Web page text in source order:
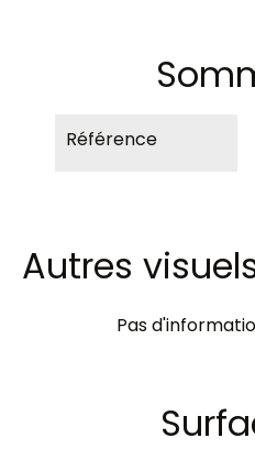
Référence
Autres
Pas